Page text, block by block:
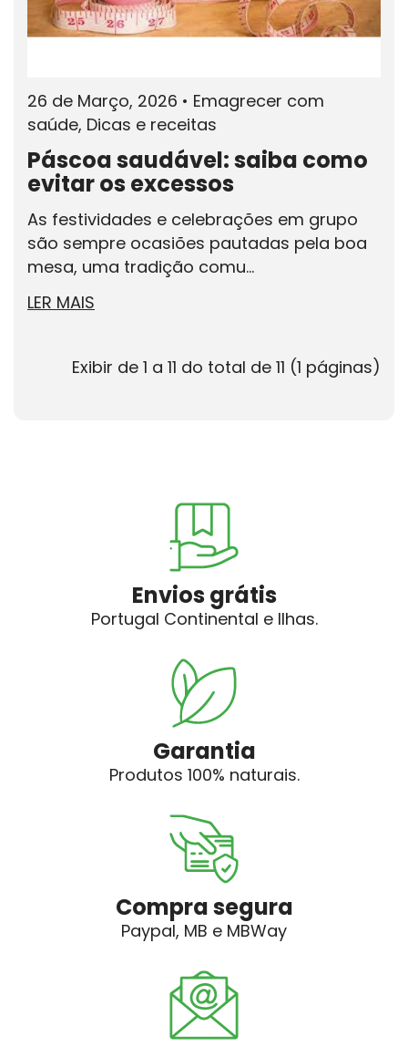
26 de Março, 2026 • Emagrecer com
saúde, Dicas e receitas
Páscoa saudável: saiba como
evitar os excessos
As festividades e celebrações em grupo
são sempre ocasiões pautadas pela boa
mesa, uma tradição comu...
LER MAIS
Exibir de 1 a 11 do total de 11 (1 páginas)
Envios grátis
Portugal Continental e Ilhas.
Garantia
Produtos 100% naturais.
Compra segura
Paypal, MB e MBWay